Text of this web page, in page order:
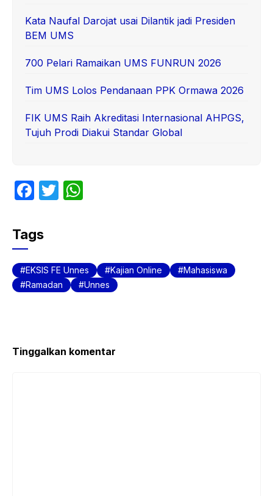
Kata Naufal Darojat usai Dilantik jadi Presiden
BEM UMS
700 Pelari Ramaikan UMS FUNRUN 2026
Tim UMS Lolos Pendanaan PPK Ormawa 2026
FIK UMS Raih Akreditasi Internasional AHPGS,
Tujuh Prodi Diakui Standar Global
F
c
e
b
o
T
A
p
Tags
EKSIS FE Unnes Kajian Online
Mahasiswa
Ramadan
Unnes
Tinggalkan komentar